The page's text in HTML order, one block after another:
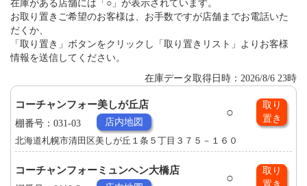
在庫がある店舗には「○」が表示されています。
お取り置きご希望のお客様は、お手数ですが店舗までお電話いた
だくか、
「取り置き」ボタンをクリックし「取り置きリスト」よりお客様
情報を送信してください。
在庫データ取得日時：2026/8/6 23時
コーチャンフォー美しが丘店
○
取り
置き
棚番号：031-03 店内地図
北海道札幌市清田区美しが丘１条５丁目３７５－１６０
コーチャンフォーミュンヘン大橋店
○
取り
置き